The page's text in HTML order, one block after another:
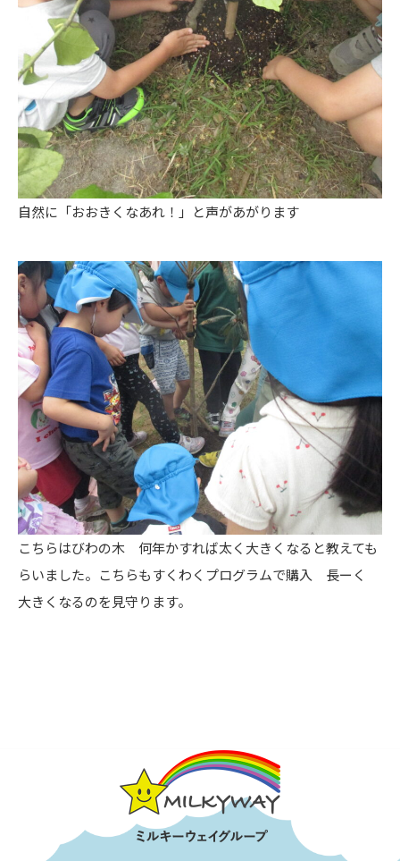
自然に「おおきくなあれ！」と声があがります
こちらはびわの木 何年かすれば太く大きくなると教えても
らいました。こちらもすくわくプログラムで購入 長ーく
大きくなるのを見守ります。